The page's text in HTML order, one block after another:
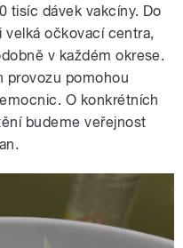
tisíc dávek vakcíny. Do
očkovací centra,
v každém okrese.
provozu pomohou
O konkrétních
budeme veřejnost